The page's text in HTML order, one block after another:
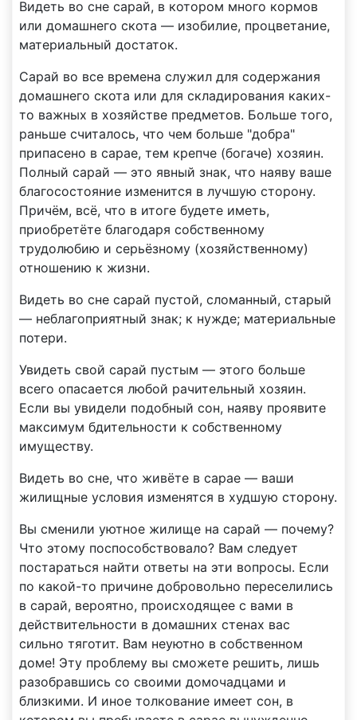
Видеть во сне сарай, в котором много кормов
или домашнего скота — изобилие, процветание,
материальный достаток.
Сарай во все времена служил для содержания
домашнего скота или для складирования каких-
то важных в хозяйстве предметов. Больше того,
раньше считалось, что чем больше "добра"
припасено в сарае, тем крепче (богаче) хозяин.
Полный сарай — это явный знак, что наяву ваше
благосостояние изменится в лучшую сторону.
Причём, всё, что в итоге будете иметь,
приобретёте благодаря собственному
трудолюбию и серьёзному (хозяйственному)
отношению к жизни.
Видеть во сне сарай пустой, сломанный, старый
— неблагоприятный знак; к нужде; материальные
потери.
Увидеть свой сарай пустым — этого больше
всего опасается любой рачительный хозяин.
Если вы увидели подобный сон, наяву проявите
максимум бдительности к собственному
имуществу.
Видеть во сне, что живёте в сарае — ваши
жилищные условия изменятся в худшую сторону.
Вы сменили уютное жилище на сарай — почему?
Что этому поспособствовало? Вам следует
постараться найти ответы на эти вопросы. Если
по какой-то причине добровольно переселились
в сарай, вероятно, происходящее с вами в
действительности в домашних стенах вас
сильно тяготит. Вам неуютно в собственном
доме! Эту проблему вы сможете решить, лишь
разобравшись со своими домочадцами и
близкими. И иное толкование имеет сон, в